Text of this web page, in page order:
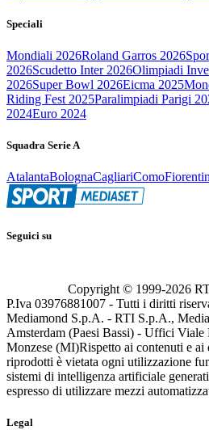
Speciali
Mondiali 2026Roland Garros 2026
2026Scudetto Inter 2026Olimpiadi
2026Super Bowl 2026Eicma 2025
Riding Fest 2025Paralimpiadi Parigi
2024Euro 2024
Squadra Serie A
AtalantaBolognaCagliariComo
Seguici su
Copyright © 1999-2026
P.Iva 03976881007 - Tutti i diritti
Mediamond S.p.A. - RTI S.p.A.,
Amsterdam (Paesi Bassi) - Uffici
Monzese (MI)Rispetto ai contenuti e ai
riprodotti è vietata ogni utilizzazione
sistemi di intelligenza artificiale
espresso di utilizzare mezzi
Legal